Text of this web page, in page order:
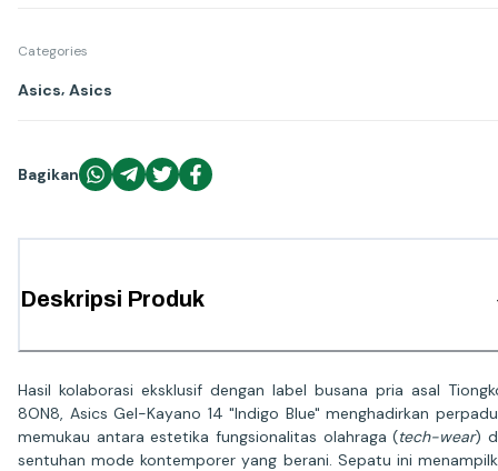
Categories
Asics Asics
Bagikan
Deskripsi Produk
Hasil kolaborasi eksklusif dengan label busana pria asal
8ON8, Asics Gel-Kayano 14 "Indigo Blue" menghadirkan
memukau antara estetika fungsionalitas olahraga (tech-wear)
sentuhan mode kontemporer yang berani. Sepatu ini